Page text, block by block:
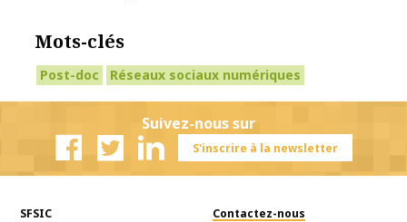
Mots-clés
Post-doc Réseaux sociaux numériques
Suivez-nous sur
S'inscrire à la newsletter
SFSIC
Contactez-nous